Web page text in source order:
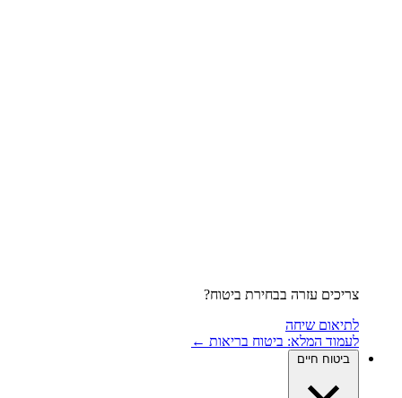
צריכים עזרה בבחירת ביטוח?
לתיאום שיחה
לעמוד המלא: ביטוח בריאות ←
ביטוח חיים